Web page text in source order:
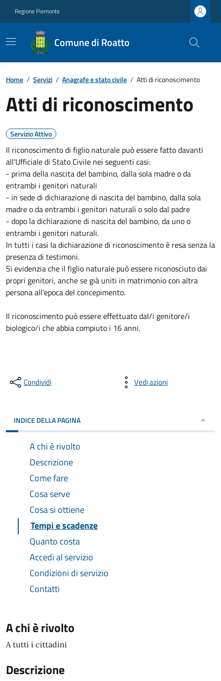
Regione Piemonte
Comune di Roatto
Home / Servizi / Anagrafe e stato civile / Atti di riconoscimento
Atti di riconoscimento
Servizio Attivo
Il riconoscimento di figlio naturale può essere fatto davanti
all'Ufficiale di Stato Civile nei seguenti casi:
- prima della nascita del bambino, dalla sola madre o da
entrambi i genitori naturali
- in sede di dichiarazione di nascita del bambino, dalla sola
madre o da entrambi i genitori naturali o solo dal padre
- dopo la dichiarazione di nascita del bambino, da uno o
entrambi i genitori naturali.
In tutti i casi la dichiarazione di riconoscimento è resa senza la
presenza di testimoni.
Si evidenzia che il figlio naturale può essere riconosciuto dai
propri genitori, anche se già uniti in matrimonio con altra
persona all'epoca del concepimento.
Il riconoscimento può essere effettuato dal/i genitore/i
biologico/i che abbia compiuto i 16 anni.
Condividi Vedi azioni
INDICE DELLA PAGINA
A chi è rivolto
Descrizione
Come fare
Cosa serve
Cosa si ottiene
Tempi e scadenze
Quanto costa
Accedi al servizio
Condizioni di servizio
Contatti
A chi è rivolto
A tutti i cittadini
Descrizione